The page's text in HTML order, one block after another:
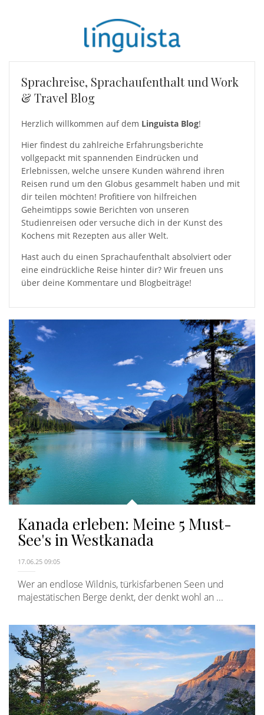
Sprachreise, Sprachaufenthalt und Work
& Travel Blog
Herzlich willkommen auf dem Linguista Blog!
Hier findest du zahlreiche Erfahrungsberichte
vollgepackt mit spannenden Eindrücken und
Erlebnissen, welche unsere Kunden während ihren
Reisen rund um den Globus gesammelt haben und mit
dir teilen möchten! Profitiere von hilfreichen
Geheimtipps sowie Berichten von unseren
Studienreisen oder versuche dich in der Kunst des
Kochens mit Rezepten aus aller Welt.
Hast auch du einen Sprachaufenthalt absolviert oder
eine eindrückliche Reise hinter dir? Wir freuen uns
über deine Kommentare und Blogbeiträge!
Kanada erleben: Meine 5 Must-
See's in Westkanada
17.06.25 09:05
Wer an endlose Wildnis, türkisfarbenen Seen und
majestätischen Berge denkt, der denkt wohl an ...